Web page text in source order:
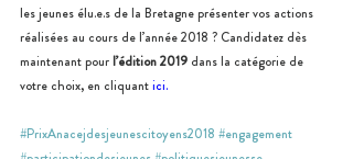
les jeunes élu.e.s de la Bretagne présenter vos actions
réalisées au cours de l’année 2018 ? Candidatez dès
maintenant pour l’édition 2019 dans la catégorie de
votre choix, en cliquant ici.
#PrixAnacejdesjeunescitoyens2018 #engagement